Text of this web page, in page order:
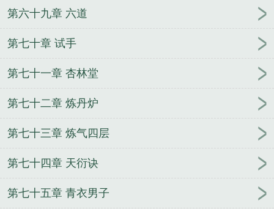
第六十九章 六道
第七十章 试手
第七十一章 杏林堂
第七十二章 炼丹炉
第七十三章 炼气四层
第七十四章 天衍诀
第七十五章 青衣男子